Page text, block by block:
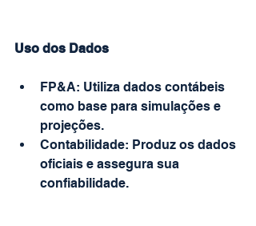
Uso dos Dados
FP&A: Utiliza dados contábeis
como base para simulações e
projeções.
Contabilidade: Produz os dados
oficiais e assegura sua
confiabilidade.